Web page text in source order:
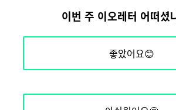
이번 주 이오레터 어떠셨
좋았어요😊